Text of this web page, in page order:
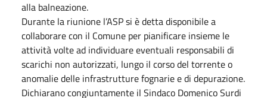
alla balneazione.
Durante la riunione l’ASP si è detta disponibile a
collaborare con il Comune per pianificare insieme le
attività volte ad individuare eventuali responsabili di
scarichi non autorizzati, lungo il corso del torrente o
anomalie delle infrastrutture fognarie e di depurazione.
Dichiarano congiuntamente il Sindaco Domenico Surdi